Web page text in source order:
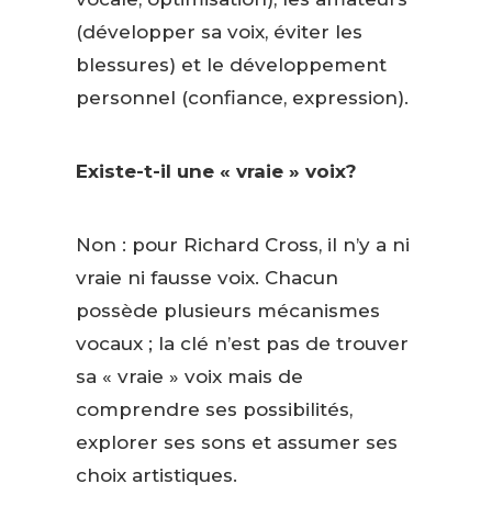
(développer sa voix, éviter les
blessures) et le développement
personnel (confiance, expression).
Existe-t-il une « vraie » voix?
Non : pour Richard Cross, il n’y a ni
vraie ni fausse voix. Chacun
possède plusieurs mécanismes
vocaux ; la clé n’est pas de trouver
sa « vraie » voix mais de
comprendre ses possibilités,
explorer ses sons et assumer ses
choix artistiques.